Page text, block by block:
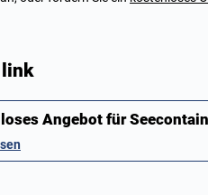
link
Angebot für